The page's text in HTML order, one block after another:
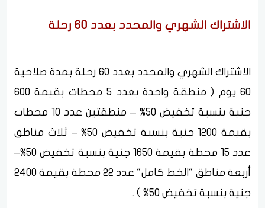
الاشتراك الشهري والمحدد بعدد 60 رحلة
الاشتراك الشهري والمحدد بعدد 60 رحلة بمدة صلاحية
60 يوم ( منطقة واحدة بعدد 5 محطات بقيمة 600
جنية بنسبة تخفيض 50% – منطقتين عدد 10 محطات
بقيمة 1200 جنية بنسبة تخفيض 50% – ثلاث مناطق
عدد 15 محطة بقيمة 1650 جنية بنسبة تخفيض 50%–
أربعة مناطق "الخط كامل" عدد 22 محطة بقيمة 2400
جنية بنسبة تخفيض 50% ) .